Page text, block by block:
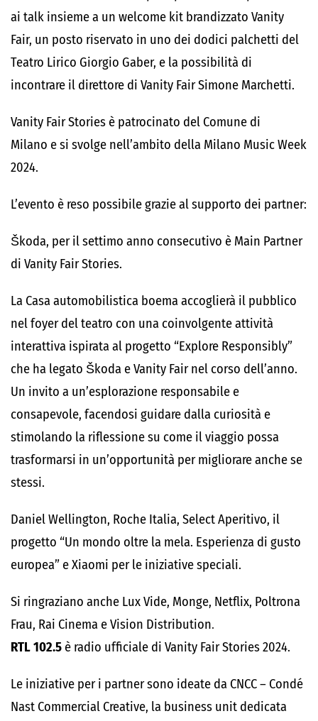
ai talk insieme a un welcome kit brandizzato Vanity
Fair, un posto riservato in uno dei dodici palchetti del
Teatro Lirico Giorgio Gaber, e la possibilità di
incontrare il direttore di Vanity Fair Simone Marchetti.
Vanity Fair Stories è patrocinato del Comune di
Milano e si svolge nell’ambito della Milano Music Week
2024.
L’evento è reso possibile grazie al supporto dei partner:
Škoda, per il settimo anno consecutivo è Main Partner
di Vanity Fair Stories.
La Casa automobilistica boema accoglierà il pubblico
nel foyer del teatro con una coinvolgente attività
interattiva ispirata al progetto “Explore Responsibly”
che ha legato Škoda e Vanity Fair nel corso dell’anno.
Un invito a un’esplorazione responsabile e
consapevole, facendosi guidare dalla curiosità e
stimolando la riflessione su come il viaggio possa
trasformarsi in un’opportunità per migliorare anche se
stessi.
Daniel Wellington, Roche Italia, Select Aperitivo, il
progetto “Un mondo oltre la mela. Esperienza di gusto
europea” e Xiaomi per le iniziative speciali.
Si ringraziano anche Lux Vide, Monge, Netflix, Poltrona
Frau, Rai Cinema e Vision Distribution.
RTL 102.5 è radio ufficiale di Vanity Fair Stories 2024.
Le iniziative per i partner sono ideate da CNCC – Condé
Nast Commercial Creative, la business unit dedicata